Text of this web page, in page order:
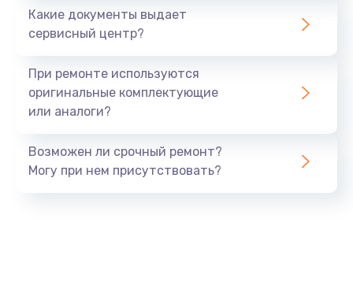
Заказать
от 890 руб.
Какие документы выдает
сервисный центр?
При ремонте используются
оригинальные комплектующие
или аналоги?
Возможен ли срочный ремонт?
Могу при нем присутствовать?